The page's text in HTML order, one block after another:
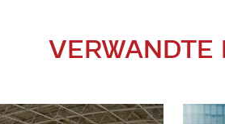
VERWANDTE